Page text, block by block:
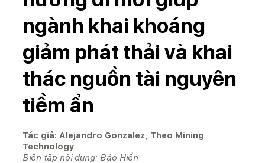
ngành khai khoáng
giảm phát thải và khai
thác nguồn tài nguyên
tiềm ẩn
Tác giả: Alejandro Gonzalez, Theo Mining
Technology
Biên tập nội dung: Bảo Hiền